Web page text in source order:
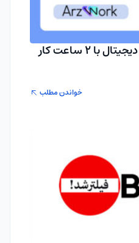
درآمد میلیونی از ارزهای دیجیتال با 2 ساعت کار
خواندن مطلب